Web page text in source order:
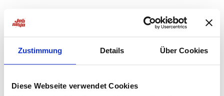
Zustimmung Details Über Cookies
Diese Webseite verwendet Cookies